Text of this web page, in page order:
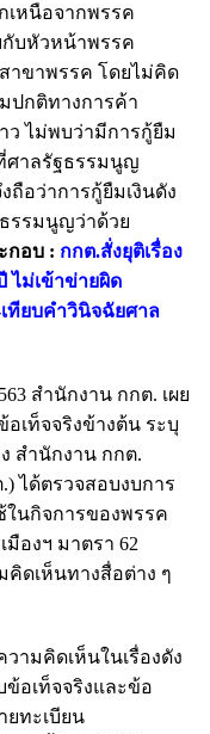
เหนือจากพรรค
กับหัวหน้าพรรค
าขาพรรค โดยไม่คิด
ปกติทางการค้า
ว ไม่พบว่ามีการกู้ยืม
ศาลรัฐธรรมนูญ
อว่าการกู้ยืมเงินดัง
รรมนูญว่าด้วย
กอบ : กกต.สั่งยุติเรื่อง
ไม่เข้าข่ายผิด
ทียบคำวินิจฉัยศาล
สำนักงาน กกต. เผย
อเท็จจริงข้างต้น ระบุ
สำนักงาน กกต.
ได้ตรวจสอบงบการ
ในกิจการของพรรค
องฯ มาตรา 62
คิดเห็นทางสื่อต่าง ๆ
ามคิดเห็นในเรื่องดัง
อเท็จจริงและข้อ
ยทะเบียน